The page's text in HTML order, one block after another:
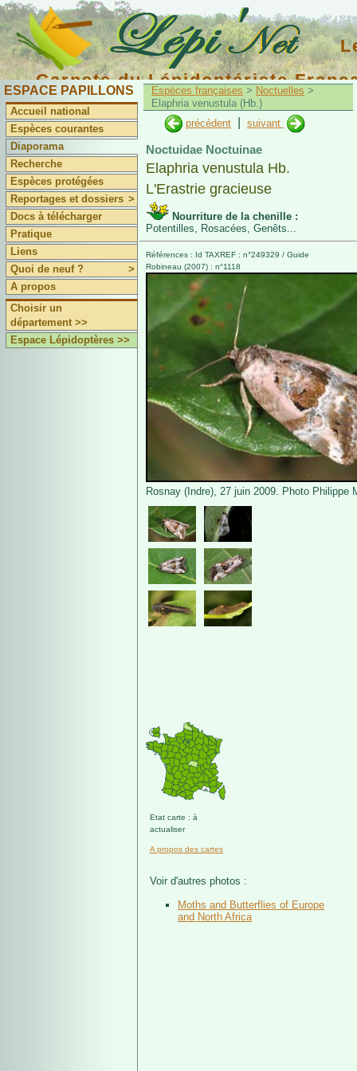
Carnets du Lépidoptériste
ESPACE PAPILLONS
Accueil national
Espèces courantes
Diaporama
Recherche
Espèces protégées
Reportages et dossiers >
Docs à télécharger
Pratique
Liens
Quoi de neuf ?
>
A propos
Choisir un
département >>
Espace Lépidoptères >>
Espèces françaises > Noctuelles >
Elaphria venustula (Hb.)
précédent
suivant
Noctuidae Noctuinae
Elaphria venustula Hb.
L'Erastrie gracieuse
Nourriture de la chenille :
Potentilles, Rosacées, Genêts...
Références : Id TAXREF : n°249329 / Guide
Robineau (2007) : n°1118
Rosnay (Indre), 27 juin 2009. Photo Philippe
Etat carte : à
actualiser
A propos des cartes
Voir d'autres photos :
Moths and Butterflies of Europe
and North Africa